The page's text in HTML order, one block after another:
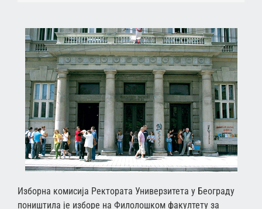
Изборна комисија Ректората Универзитета у Београду
поништила је изборе на Филолошком факултету за